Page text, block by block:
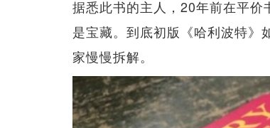
据悉此书的主人，20年前在平
是宝藏。到底初版《哈利波特》
家慢慢拆解。